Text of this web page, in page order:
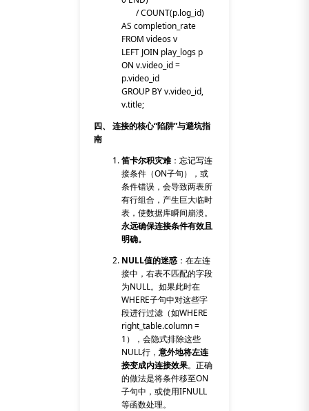
/ COUNT(p.log_id)
AS completion_rate
FROM videos v
LEFT JOIN play_logs p
ON v.video_id =
p.video_id
GROUP BY v.video_id,
v.title;
四、 连接的核心“陷阱”与避坑指
南
笛卡尔积灾难 ：忘记写连
接条件（ON子句），或
条件错误，会导致两表所
有行组合，产生巨大临时
表，使数据库瞬间崩溃。
永远确保连接条件有效且
明确。
NULL值的迷惑 ：在左连
接中，右表不匹配的字段
为NULL。如果此时在
WHERE子句中对这些字
段进行过滤（如WHERE
right_table.column =
1 ），会隐式排除这些
NULL行，意外地将左连
接变成内连接效果。正确
的做法是将条件移至ON
子句中，或使用IFNULL
等函数处理。